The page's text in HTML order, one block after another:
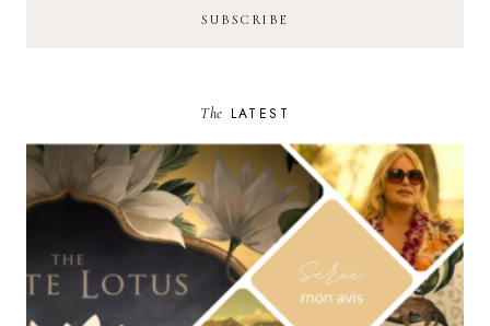
The LATEST